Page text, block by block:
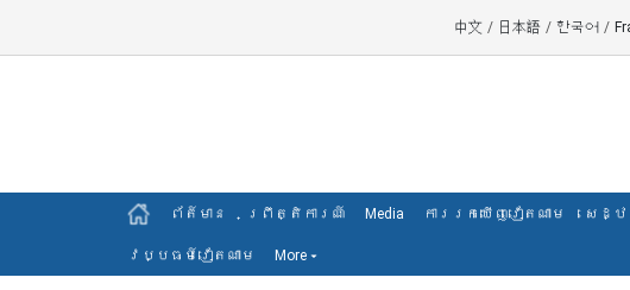
中文 / 日本語 / 한국어 /
ព័ត៍មាន ព្រឹត្តិការណ៍ Media ការរកឃើញវៀតណាម សេដ្
វប្បធម៍វៀតណាម More ▾